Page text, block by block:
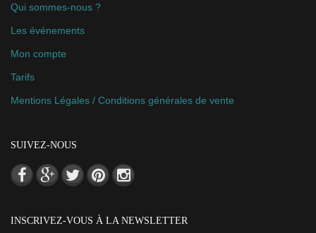
Qui sommes-nous ?
Les événements
Mon compte
Tarifs
Mentions Légales / Conditions générales de vente
SUIVEZ-NOUS
INSCRIVEZ-VOUS À LA NEWSLETTER